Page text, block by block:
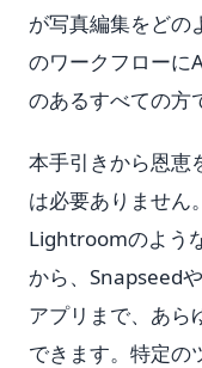
が写真編集をどの
のワークフローに
のあるすべての方
本手引きから恩恵
は必要ありませ
Lightroomのよう
から、Snapseed
アプリまで、あら
できます。特定の